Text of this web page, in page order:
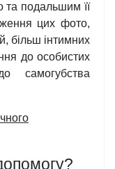
та подальшим її
цих фото,
більш інтимних
до особистих
самогубства